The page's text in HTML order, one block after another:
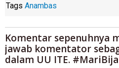
Tags Anambas
Komentar sepenuhnya
jawab komentator
dalam UU ITE.